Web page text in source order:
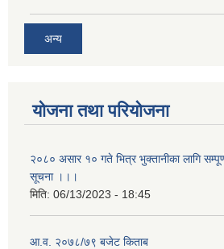
अन्य
योजना तथा परियोजना
२०८० असार १० गते भित्र भुक्तानीका लागि
सूचना ।।।
मिति: 06/13/2023 - 18:45
आ.व. २०७८/७९ बजेट किताब